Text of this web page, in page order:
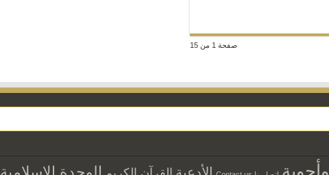
صفحة 1 من 15